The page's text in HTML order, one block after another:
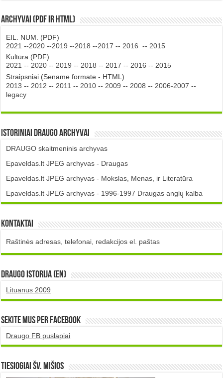
Archyvai (PDF ir HTML)
EIL. NUM. (PDF)
2021 --2020 --2019 --2018 --2017 -- 2016 -- 2015
Kultūra (PDF)
2021 -- 2020 -- 2019 -- 2018 -- 2017 -- 2016 -- 2015
Straipsniai (Sename formate - HTML)
2013 -- 2012 -- 2011 -- 2010 -- 2009 -- 2008 -- 2006-2007 --
legacy
Istoriniai DRAUGO Archyvai
DRAUGO skaitmeninis archyvas
Epaveldas.lt JPEG archyvas - Draugas
Epaveldas.lt JPEG archyvas - Mokslas, Menas, ir Literatūra
Epaveldas.lt JPEG archyvas - 1996-1997 Draugas anglų kalba
Kontaktai
Raštinės adresas, telefonai, redakcijos el. paštas
DRAUGO istorija (EN)
Lituanus 2009
Sekite mus per Facebook
Draugo FB puslapiai
TIESIOGIAI šv. MIŠIOS